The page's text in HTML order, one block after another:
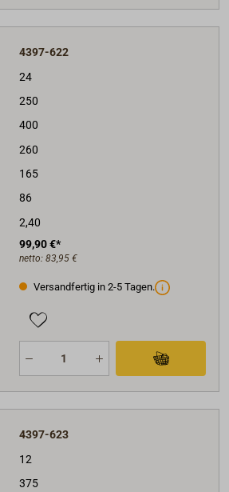
4397-622
24
250
400
260
165
86
2,40
99,90 €*
netto: 83,95 €
Versandfertig in 2-5 Tagen.
4397-623
12
375